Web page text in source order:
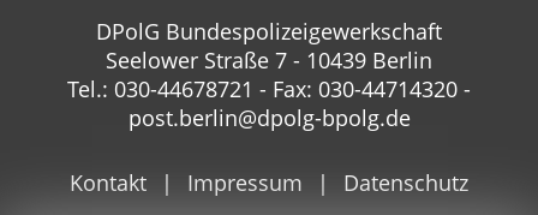
DPolG Bundespolizeigewerkschaft
Seelower Straße 7 - 10439 Berlin
Tel.: 030-44678721 - Fax: 030-44714320 -
post.berlin@dpolg-bpolg.de
Kontakt Impressum Datenschutz